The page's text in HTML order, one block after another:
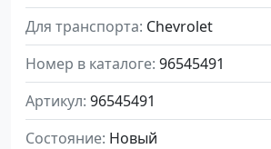
Для транспорта Chevrolet
Номер в каталоге 96545491
Артикул 96545491
Состояние Новый